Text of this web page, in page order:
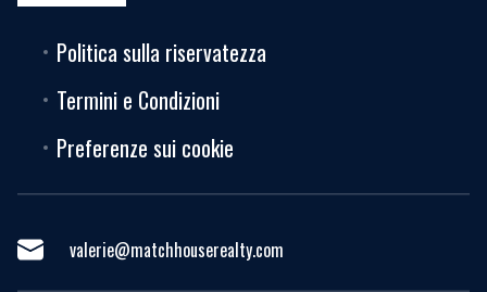
Politica sulla riservatezza
Termini e Condizioni
Preferenze sui cookie
valerie@matchhouserealty.com